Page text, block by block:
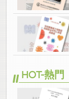
HOT-熱門